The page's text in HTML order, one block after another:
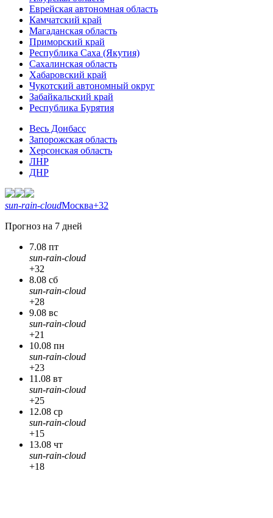
Еврейская автономная область
Камчатский край
Магаданская область
Приморский край
Республика Саха (Якутия)
Сахалинская область
Хабаровский край
Чукотский автономный округ
Забайкальский край
Республика Бурятия
Весь Донбасс
Запорожская область
Херсонская область
ЛНР
ДНР
sun-rain-cloudМосква+32
Прогноз на 7 дней
7.08 пт
sun-rain-cloud
+32
8.08 сб
sun-rain-cloud
+28
9.08 вс
sun-rain-cloud
+21
10.08 пн
sun-rain-cloud
+23
11.08 вт
sun-rain-cloud
+25
12.08 ср
sun-rain-cloud
+15
13.08 чт
sun-rain-cloud
+18